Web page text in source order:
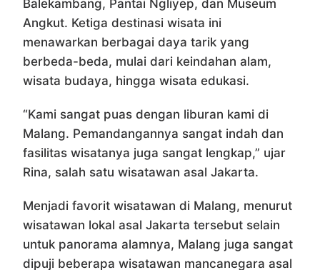
Balekambang, Pantai Ngliyep, dan Museum
Angkut. Ketiga destinasi wisata ini
menawarkan berbagai daya tarik yang
berbeda-beda, mulai dari keindahan alam,
wisata budaya, hingga wisata edukasi.
“Kami sangat puas dengan liburan kami di
Malang. Pemandangannya sangat indah dan
fasilitas wisatanya juga sangat lengkap,” ujar
Rina, salah satu wisatawan asal Jakarta.
Menjadi favorit wisatawan di Malang, menurut
wisatawan lokal asal Jakarta tersebut selain
untuk panorama alamnya, Malang juga sangat
dipuji beberapa wisatawan mancanegara asal